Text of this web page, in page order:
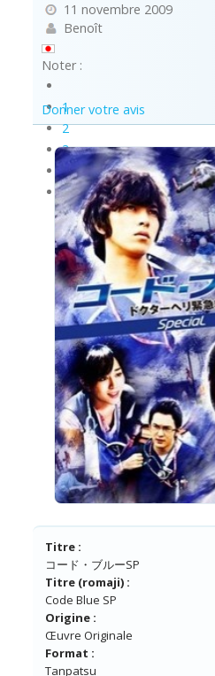
11 novembre 2009
Benoît
Noter :
1
2
3
4
5
Donner votre avis
Titre :
コード・ブルーSP
Titre (romaji) :
Code Blue SP
Origine :
Œuvre Originale
Format :
Tanpatsu